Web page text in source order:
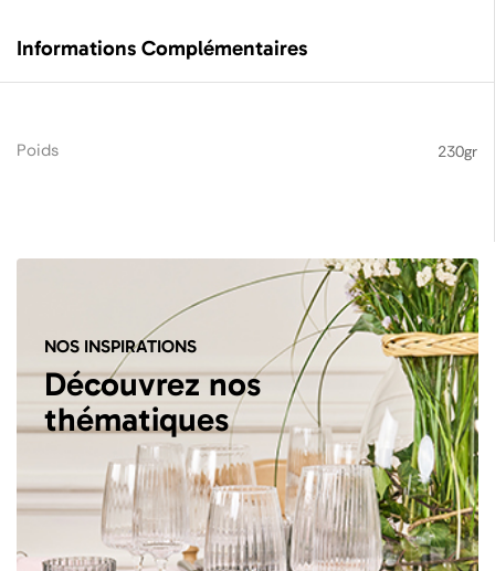
Informations Complémentaires
Poids 230gr
NOS INSPIRATIONS
Découvrez nos
thématiques